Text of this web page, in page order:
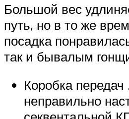
Большой вес
путь, но в то же
посадка
так и бывалым
Коробка
неправильно